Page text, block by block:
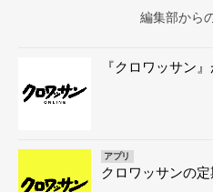
編集部から
『クロワッサン
アプリ
クロワッサンの